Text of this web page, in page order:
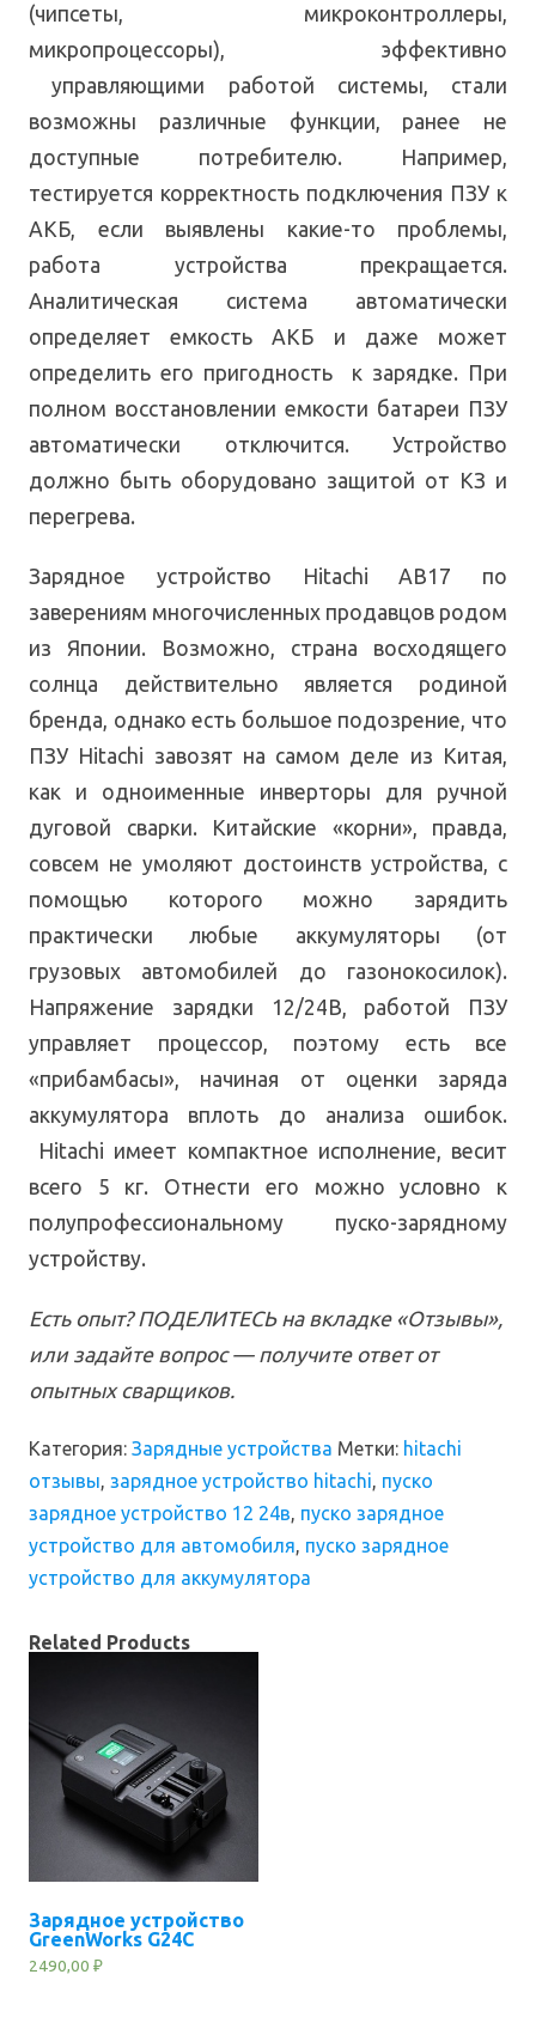
(чипсеты, микроконтроллеры,
микропроцессоры), эффективно
управляющими работой системы, стали
возможны различные функции, ранее не
доступные потребителю. Например,
тестируется корректность подключения ПЗУ к
АКБ, если выявлены какие-то проблемы,
работа устройства прекращается.
Аналитическая система автоматически
определяет емкость АКБ и даже может
определить его пригодность к зарядке. При
полном восстановлении емкости батареи ПЗУ
автоматически отключится. Устройство
должно быть оборудовано защитой от КЗ и
перегрева.
Зарядное устройство Hitachi AB17 по
заверениям многочисленных продавцов родом
из Японии. Возможно, страна восходящего
солнца действительно является родиной
бренда, однако есть большое подозрение, что
ПЗУ Hitachi завозят на самом деле из Китая,
как и одноименные инверторы для ручной
дуговой сварки. Китайские «корни», правда,
совсем не умоляют достоинств устройства, с
помощью которого можно зарядить
практически любые аккумуляторы (от
грузовых автомобилей до газонокосилок).
Напряжение зарядки 12/24В, работой ПЗУ
управляет процессор, поэтому есть все
«прибамбасы», начиная от оценки заряда
аккумулятора вплоть до анализа ошибок.
Hitachi имеет компактное исполнение, весит
всего 5 кг. Отнести его можно условно к
полупрофессиональному пуско-зарядному
устройству.
Есть опыт? ПОДЕЛИТЕСЬ на вкладке «Отзывы»,
или задайте вопрос — получите ответ от
опытных сварщиков.
Категория: Зарядные устройства Метки: hitachi
отзывы, зарядное устройство hitachi, пуско
зарядное устройство 12 24в, пуско зарядное
устройство для автомобиля, пуско зарядное
устройство для аккумулятора
Related Products
Зарядное устройство
GreenWorks G24C
2490,00 ₽